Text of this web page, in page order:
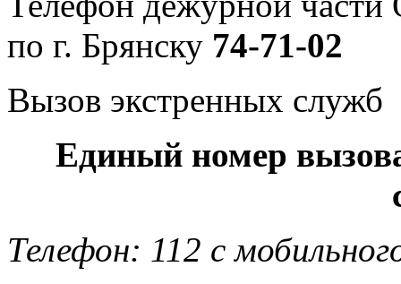
по г. Брянску 74-71-02
Вызов экстренных служб
Единый номер
Телефон: 112 с